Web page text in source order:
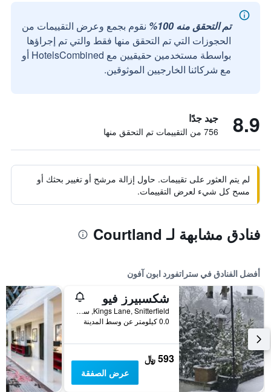
تم التحقق منه 100%
نقوم بجمع وعرض التقييمات من
الحجوزات التي تم التحقق منها فقط والتي تم إجراؤها
بواسطة مستخدمين حقيقيين مع HotelsCombined أو
مع شركائنا الخارجيين الموثوقين.
8.9 جيد جدًا
756 من التقييمات تم التحقق منها
لم يتم العثور على تقييمات. حاول إزالة مرشح أو تغيير بحثك أو
مسح كل شيء لعرض التقييمات.
فنادق مشابهة لـ Courtland
أفضل الفنادق في ستراتفورد ابون آفون
شكسبيرز فيو
Kings Lane, Snitterfield, ستراتفورد ابون آفون, المملكة المتحدة
0.0 كيلومتر عن وسط المدينة
593 ﷼
عرض الصفقة